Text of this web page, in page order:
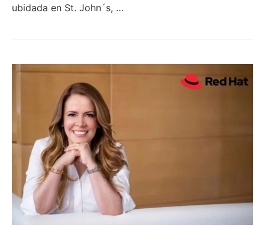
ubidada en St. John´s, …